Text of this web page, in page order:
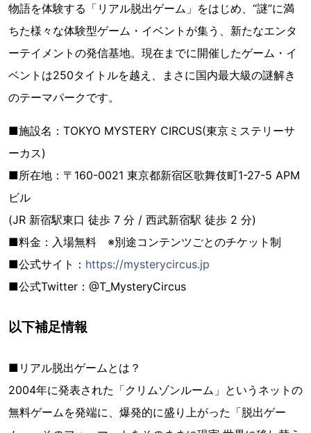
物語を体験する「リアル脱出ゲーム」をはじめ、“謎”に満
ちた様々な体験型ゲーム・イベントが集う、新たなエンタ
ーテイメントの発信基地。現在までに開催したゲーム・イ
ベントは250タイトルを越え、まさに国内最大級の謎解き
のテーマパークです。
■施設名：TOKYO MYSTERY CIRCUS(東京ミステリーサ
ーカス)
■所在地：〒160-0021 東京都新宿区歌舞伎町1-27-5 APM
ビル
(JR 新宿駅東口 徒歩 7 分 / 西武新宿駅 徒歩 2 分)
■料金：入場無料 ※別途コンテンツごとのチケット制
■公式サイト： https://mysterycircus.jp
■公式Twitter：@T_MysteryCircus
以下補足情報
■リアル脱出ゲームとは？
2004年に発表された「クリムゾンルーム」というネットの
無料ゲームを発端に、爆発的に盛り上がった「脱出ゲー